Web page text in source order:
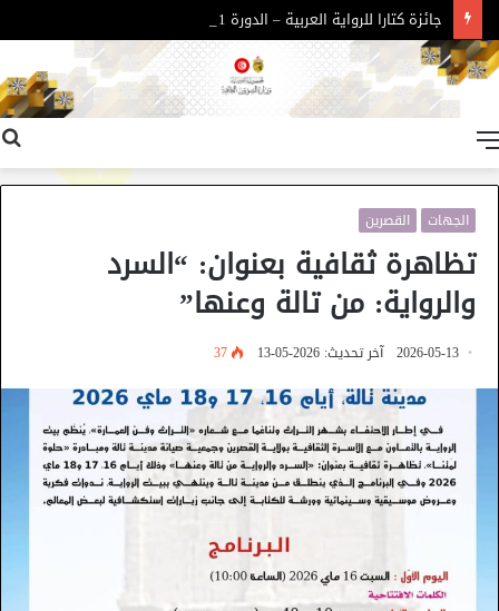
جائزة كتارا للرواية العربية – الدورة 11
الجهات القصرين
تظاهرة ثقافية بعنوان: “السرد
والرواية: من تالة وعنها”
2026-05-13 آخر تحديث: 2026-05-13 37